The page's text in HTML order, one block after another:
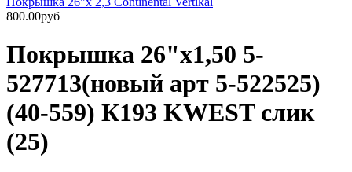
800.00руб
Покрышка 26"х1,50 5-
527713(новый арт 5-522525)
(40-559) К193 KWEST слик
(25)